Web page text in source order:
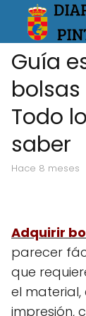
Guía
Todo
saber
hace 8 meses
Adquirir
parecer
que
el material,
impresión,